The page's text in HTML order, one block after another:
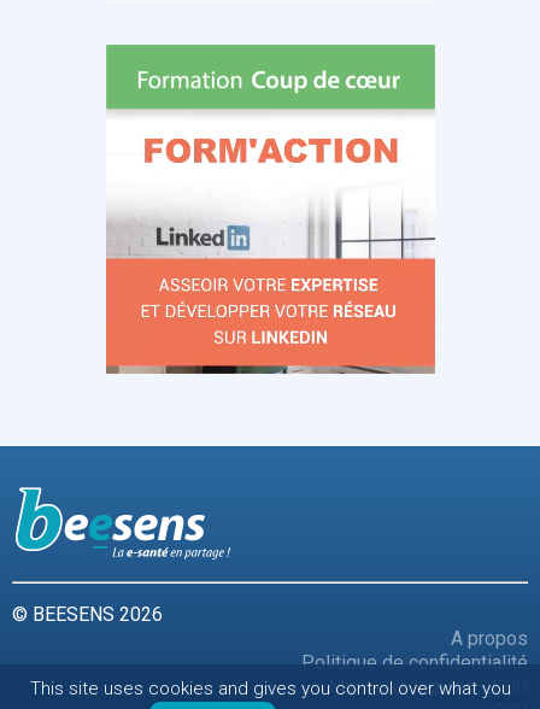
© BEESENS 2026
A propos
Politique de confidentialité
Mentions légales - CGU
This site uses cookies and gives you control over what you